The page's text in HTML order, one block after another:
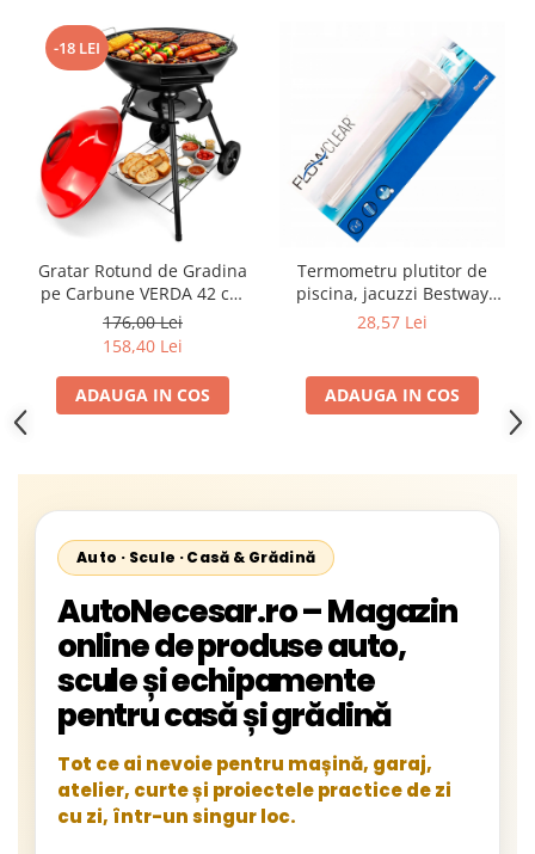
-18 LEI
Gratar Rotund de Gradina
pe Carbune VERDA 42 cm
cu Capac, Cenusar, Roti de
Transport + Set Cadou 3
Covoare din Teflon pentru
Gatit – Gratar Portabil
Premium pentru Curte,
176,00 Lei
158,40 Lei
ADAUGA IN COS
Termometru plutitor de
piscina, jacuzzi Bestway
Flowclear™ 58072
28,57 Lei
ADAUGA IN COS
Auto · Scule · Casă & Grădină
AutoNecesar.ro – Magazin
online de produse auto,
scule și echipamente
pentru casă și grădină
Tot ce ai nevoie pentru mașină, garaj,
atelier, curte și proiectele practice de zi
cu zi, într-un singur loc.